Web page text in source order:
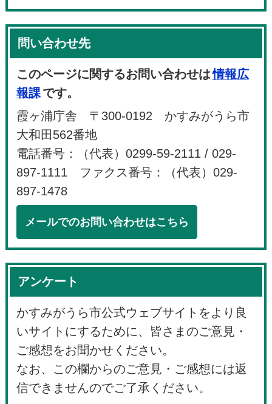
問い合わせ先
このページに関するお問い合わせは情報広
報課です。
霞ヶ浦庁舎 〒300-0192 かすみがうら市
大和田562番地
電話番号：（代表）0299-59-2111 / 029-
897-1111 ファクス番号：（代表）029-
897-1478
メールでのお問い合わせはこちら
アンケート
かすみがうら市公式ウェブサイトをより良
いサイトにするために、皆さまのご意見・
ご感想をお聞かせください。
なお、この欄からのご意見・ご感想には返
信できませんのでご了承ください。